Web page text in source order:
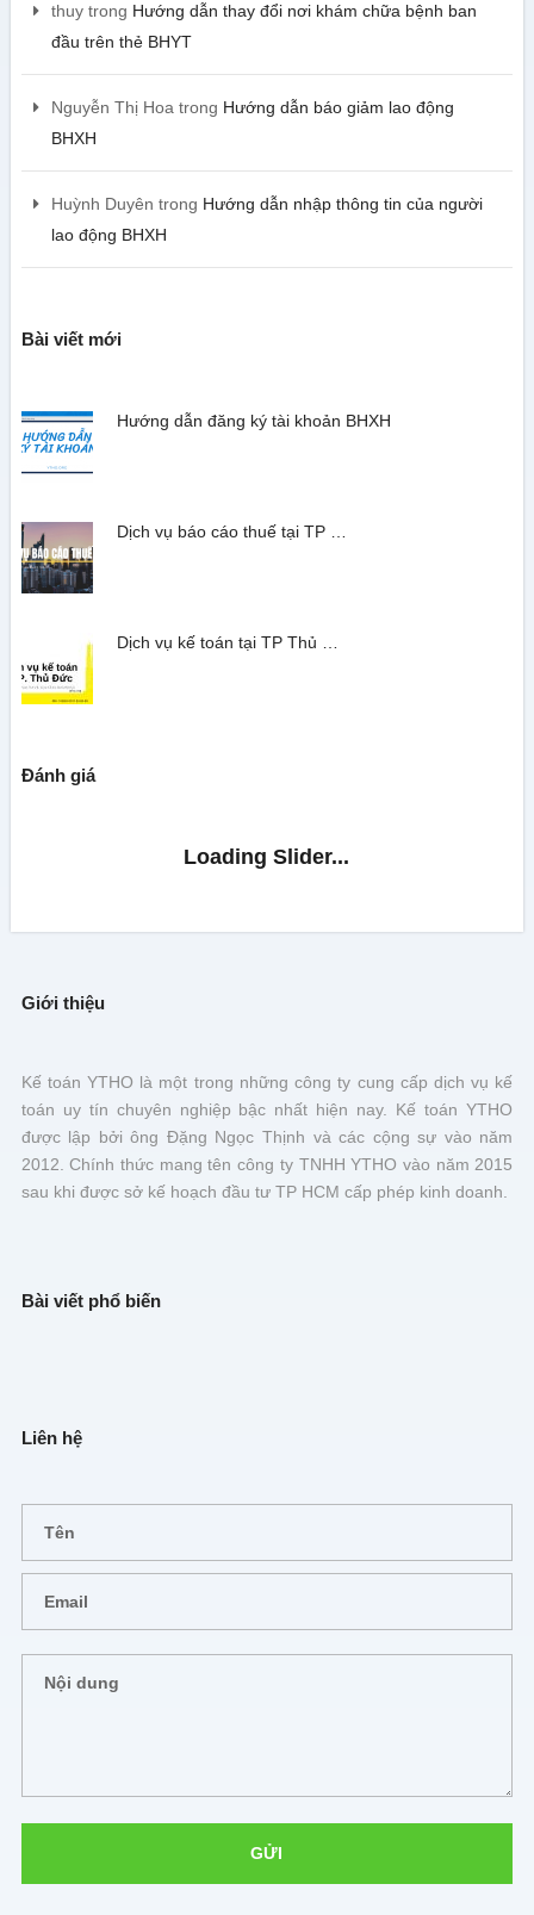
thuytrong Hướng dẫn thay đổi nơi khám chữa bệnh ban
đầu trên thẻ BHYT
Nguyễn Thị Hoa trong Hướng dẫn báo giảm lao động
BHXH
Huỳnh Duyên trong Hướng dẫn nhập thông tin của người
lao động BHXH
Bài viết mới
Hướng dẫn đăng ký tài khoản BHXH
Dịch vụ báo cáo thuế tại TP …
Dịch vụ kế toán tại TP Thủ …
Đánh giá
Giới thiệu
Kế toán YTHO là một trong những công ty cung cấp dịch vụ kế
toán uy tín chuyên nghiệp bậc nhất hiện nay. Kế toán YTHO
được lập bởi ông Đặng Ngọc Thịnh và các cộng sự vào năm
2012. Chính thức mang tên công ty TNHH YTHO vào năm 2015
sau khi được sở kế hoạch đầu tư TP HCM cấp phép kinh doanh.
Bài viết phổ biến
Liên hệ